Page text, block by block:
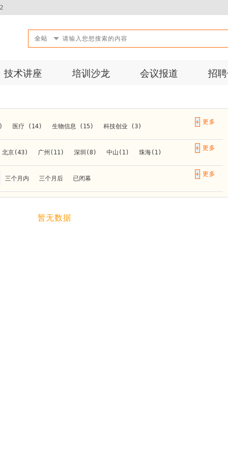
全站
技术讲座 培训沙龙 会议报道 招
医疗 (14) 生物信息 (15) 科技创业 (3)
新材料 (1)
+
北京(43) 广州(11) 深圳(8) 中山(1) 珠海(1)
+
三个月内 三个月后 已闭幕
+
暂无数据